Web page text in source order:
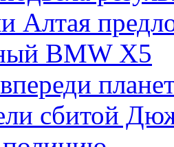
Алтая
BMW X5
сбитой